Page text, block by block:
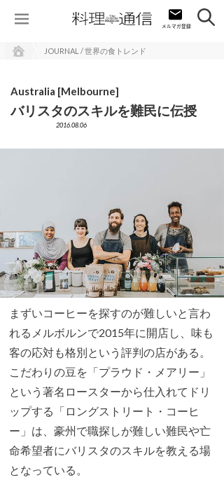
JOURNAL / 世界の食トレンド
Australia [Melbourne]
バリスタのスキルを難民に伝授
2016.08.06
まずいコーヒーを探すのが難しいと言わ
れるメルボルンで2015年に開店し、味も
客の応対も格別という評判の店がある。
こだわりの豆を「プラウド・メアリー」
という著名ロースターから仕入れてドリ
ップする「ロングストリート・コーヒ
ー」は、豪州で職探しが難しい難民や亡
命希望者にバリスタのスキルを教える場
となっている。